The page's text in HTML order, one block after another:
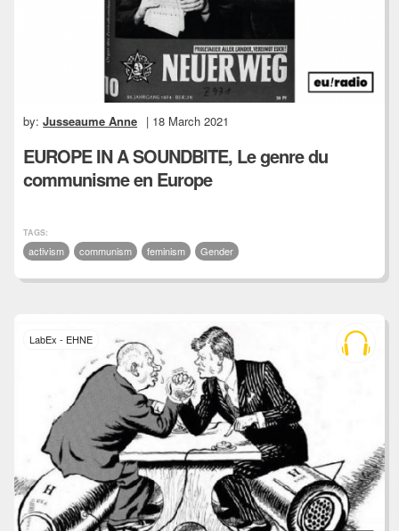
by:Jusseaume Anne | 18 March 2021
EUROPE IN A SOUNDBITE, Le genre du
communisme en Europe
TAGS:
activism communism feminism Gender
LabEx - EHNE